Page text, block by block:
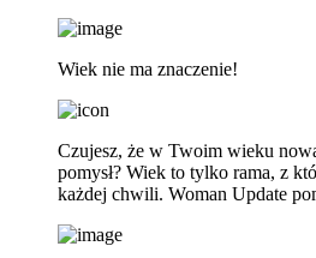
Wiek nie ma znaczenie!
Czujesz, że w Twoim wieku
pomysł? Wiek to tylko rama, z
każdej chwili. Woman Update